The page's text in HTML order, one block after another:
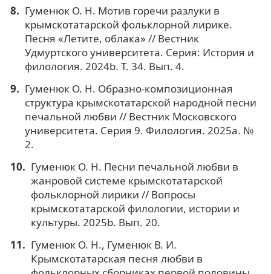
Гуменюк О. Н. Мотив горечи разлуки в
крымскотатарской фольклорной лирике.
Песня «Летите, облака» // Вестник
Удмуртского университета. Серия: История и
филология. 2024b. Т. 34. Вып. 4.
Гуменюк О. Н. Образно-композиционная
структура крымскотатарской народной песни
печальной любви // Вестник Московского
университета. Серия 9. Филология. 2025а. №
2.
Гуменюк О. Н. Песни печальной любви в
жанровой системе крымскотатарской
фольклорной лирики // Вопросы
крымскотатарской филологии, истории и
культуры. 2025b. Вып. 20.
Гуменюк О. Н., Гуменюк В. И.
Крымскотатарская песня любви в